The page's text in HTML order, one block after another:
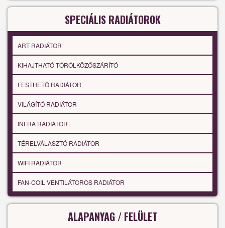
SPECIÁLIS RADIÁTOROK
ART RADIÁTOR
KIHAJTHATÓ TÖRÖLKÖZŐSZÁRÍTÓ
FESTHETŐ RADIÁTOR
VILÁGÍTÓ RADIÁTOR
INFRA RADIÁTOR
TÉRELVÁLASZTÓ RADIÁTOR
WIFI RADIÁTOR
FAN-COIL VENTILÁTOROS RADIÁTOR
ALAPANYAG / FELÜLET